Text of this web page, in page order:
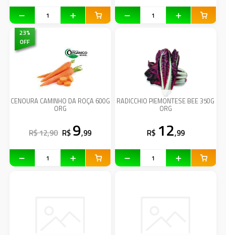
23%
OFF
CENOURA CAMINHO DA ROÇA 600G
ORG
R$ 12,90 R$ 9,99
RADICCHIO PIEMONTESE BEE 350G
ORG
R$ 12,99